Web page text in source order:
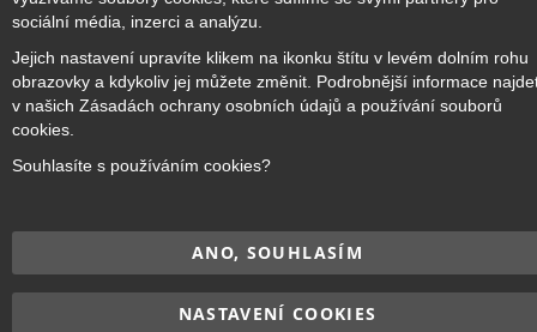
sociální média, inzerci a analýzu.
Jejich nastavení upravíte klikem na ikonku štítu v levém dolním rohu
obrazovky a kdykoliv jej můžete změnit. Podrobnější informace
v našich Zásadách ochrany osobních údajů a používání souborů
cookies.
Souhlasíte s používáním cookies?
ANO, SOUHLASÍM
NASTAVENÍ COOKIES